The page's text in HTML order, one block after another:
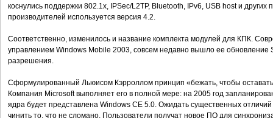
коснулись поддержки 802.1x, IPSec/L2TP, Bluetooth, IPv6, USB host и
производителей используется версия 4.2.
Соответственно, изменилось и название комплекта модулей для КПК.
управлением Windows Mobile 2003, совсем недавно вышло ее обновление
разрешения.
Сформулированный Льюисом Кэрроллом принцип «бежать, чтобы
Компания Microsoft выполняет его в полной мере: на 2005 год
ядра будет представлена Windows CE 5.0. Ожидать существенных
чинить то, что не сломано. Пользователи получат новое ПО для